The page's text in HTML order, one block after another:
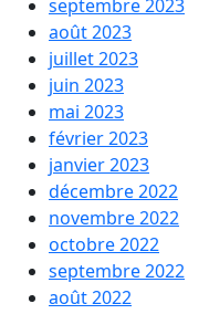
septembre 2023
août 2023
juillet 2023
juin 2023
mai 2023
février 2023
janvier 2023
décembre 2022
novembre 2022
octobre 2022
septembre 2022
août 2022